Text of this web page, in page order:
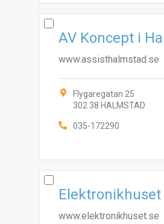
AV Koncept i
www.assisthalmstad.se
Flygaregatan 25
302 38 HALMSTAD
035-172290
www.elektronikhuset.se